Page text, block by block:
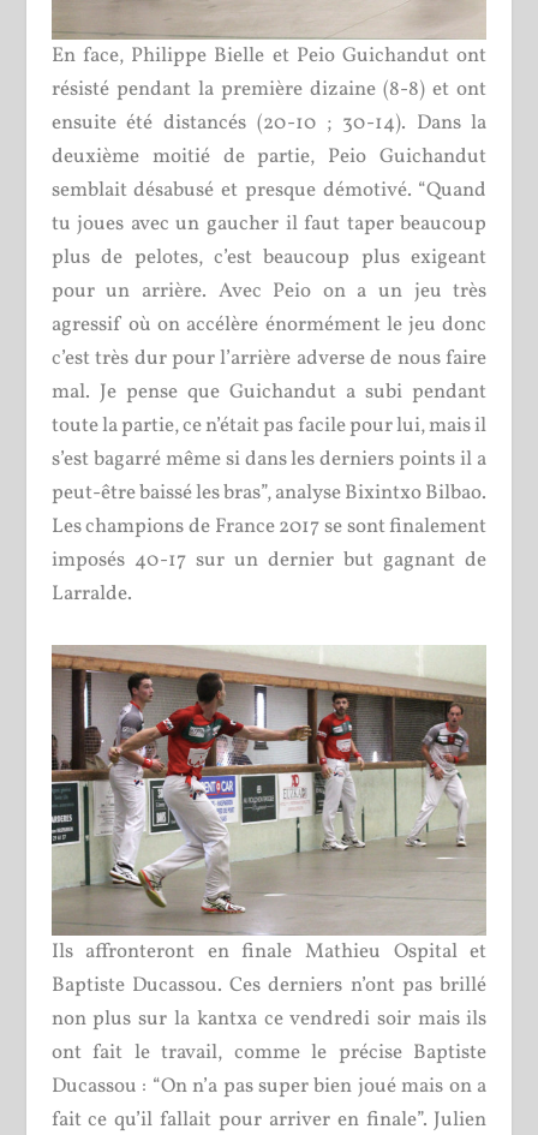
En face, Philippe Bielle et Peio Guichandut ont
résisté pendant la première dizaine (8-8) et ont
ensuite été distancés (20-10 ; 30-14). Dans la
deuxième moitié de partie, Peio Guichandut
semblait désabusé et presque démotivé. “Quand
tu joues avec un gaucher il faut taper beaucoup
plus de pelotes, c’est beaucoup plus exigeant
pour un arrière. Avec Peio on a un jeu très
agressif où on accélère énormément le jeu donc
c’est très dur pour l’arrière adverse de nous faire
mal. Je pense que Guichandut a subi pendant
toute la partie, ce n’était pas facile pour lui, mais il
s’est bagarré même si dans les derniers points il a
peut-être baissé les bras”, analyse Bixintxo Bilbao.
Les champions de France 2017 se sont finalement
imposés 40-17 sur un dernier but gagnant de
Larralde.
Ils affronteront en finale Mathieu Ospital et
Baptiste Ducassou. Ces derniers n’ont pas brillé
non plus sur la kantxa ce vendredi soir mais ils
ont fait le travail, comme le précise Baptiste
Ducassou : “On n’a pas super bien joué mais on a
fait ce qu’il fallait pour arriver en finale”. Julien